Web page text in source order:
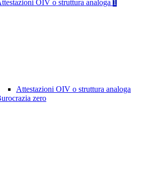
OIV o struttura analoga 1
Attestazioni OIV o struttura analoga
zero